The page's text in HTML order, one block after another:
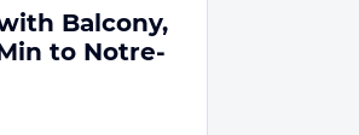
Balcony,
to Notre-